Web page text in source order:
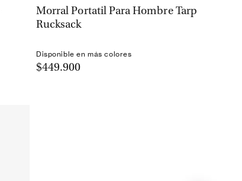
VISTA RÁPIDA
Morral Portatil Para Hombre Tarp
Rucksack
Disponible en más colores
$449.900